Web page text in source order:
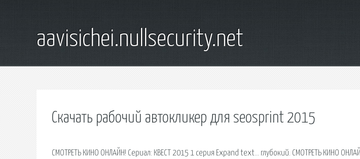
aavisichei.nullsecurity.net
Скачать рабочий автокликер для seosprint 2015
СМОТРЕТЬ КИНО ОНЛАЙН! Сериал: КВЕСТ 2015 1 серия Expand text… глубокий. СМОТРЕТЬ КИНО